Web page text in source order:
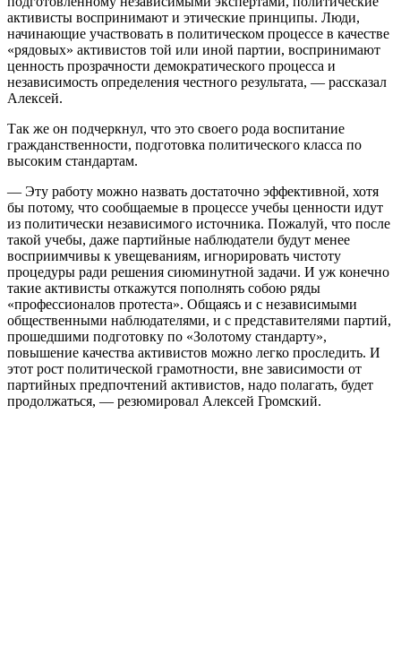
активисты воспринимают и этические принципы. Люди,
начинающие участвовать в политическом процессе в качестве
«рядовых» активистов той или иной партии, воспринимают
ценность прозрачности демократического процесса и
независимость определения честного результата, — рассказал
Алексей.
Так же он подчеркнул, что это своего рода воспитание
гражданственности, подготовка политического класса по
высоким стандартам.
— Эту работу можно назвать достаточно эффективной, хотя
бы потому, что сообщаемые в процессе учебы ценности идут
из политически независимого источника. Пожалуй, что после
такой учебы, даже партийные наблюдатели будут менее
восприимчивы к увещеваниям, игнорировать чистоту
процедуры ради решения сиюминутной задачи. И уж конечно
такие активисты откажутся пополнять собою ряды
«профессионалов протеста». Общаясь и с независимыми
общественными наблюдателями, и с представителями партий,
прошедшими подготовку по «Золотому стандарту»,
повышение качества активистов можно легко проследить. И
этот рост политической грамотности, вне зависимости от
партийных предпочтений активистов, надо полагать, будет
продолжаться, — резюмировал Алексей Громский.